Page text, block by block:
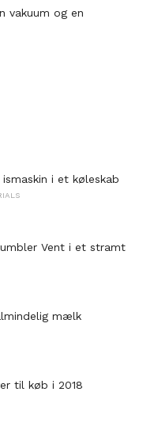
vakuum og en
i et køleskab
Vent i et stramt
mælk
til køb i 2018